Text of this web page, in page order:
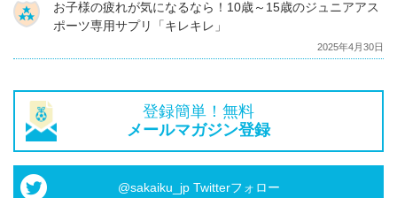
お子様の疲れが気になるなら！10歳～15歳のジュニアアス
ポーツ専用サプリ「キレキレ」
2025年4月30日
登録簡単！無料
メールマガジン登録
@sakaiku_jp Twitterフォロー